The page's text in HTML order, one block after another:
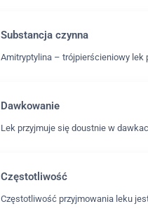
Substancja czynna
Amitryptylina – trójpierścieniowy lek
Dawkowanie
Lek przyjmuje się doustnie w
Częstotliwość
Częstotliwość przyjmowania leku